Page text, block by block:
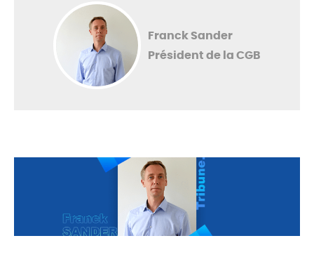
Franck Sander
Président de la CGB